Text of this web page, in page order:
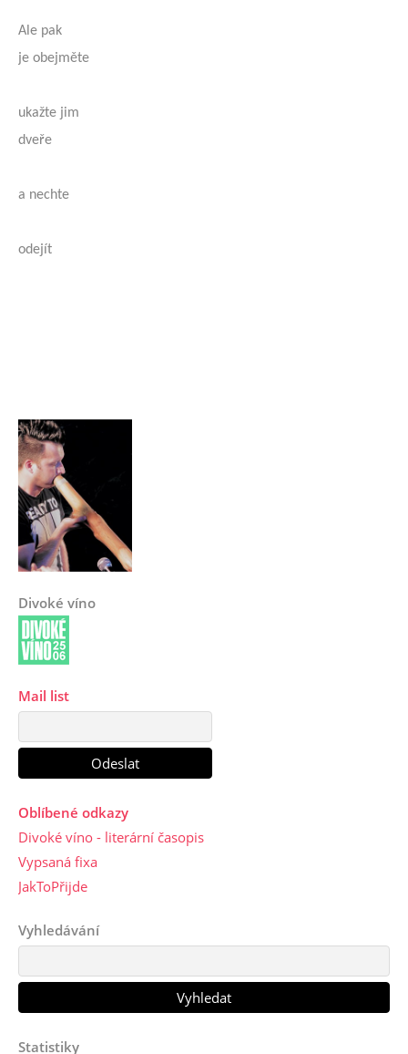
Ale pak
je obejměte
ukažte jim
dveře
a nechte
odejít
Divoké víno
Mail list
Oblíbené odkazy
Divoké víno - literární časopis
Vypsaná fixa
JakToPřijde
Vyhledávání
Statistiky